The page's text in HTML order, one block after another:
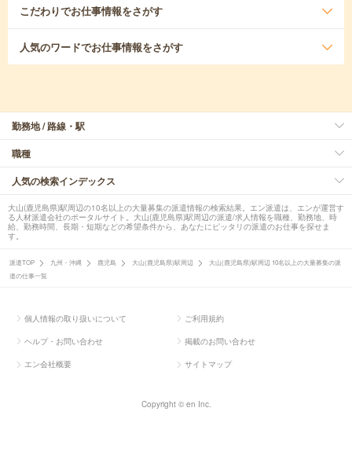
こだわりでお仕事情報をさがす
人気のワードでお仕事情報をさがす
勤務地 / 路線・駅
職種
人気の検索インデックス
大山(鹿児島県)駅周辺の10名以上の大量募集の派遣情報の検索結果。エン派遣は、エンが運営す
る人材派遣会社のポータルサイト。大山(鹿児島県)駅周辺の派遣/求人情報を職種、勤務地、時
給、勤務時間、長期・短期などの希望条件から、あなたにピッタリの派遣のお仕事を探せま
す。
派遣TOP 九州・沖縄 鹿児島 大山(鹿児島県)駅周辺
大山(鹿児島県)駅周辺 10名以上の大量募集の派
遣の仕事一覧
個人情報の取り扱いについて ご利用規約
ヘルプ・お問い合わせ 掲載のお問い合わせ
エン会社概要 サイトマップ
Copyright © en Inc.